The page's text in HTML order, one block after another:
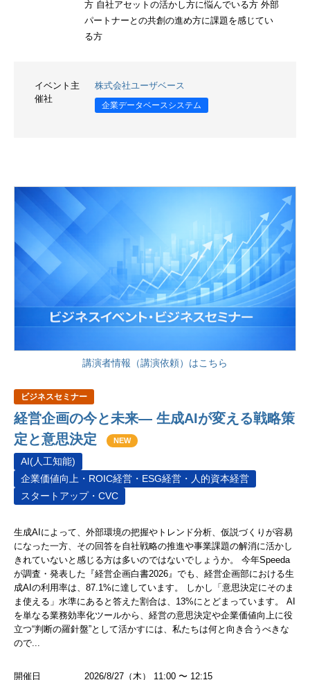
方 自社アセットの活かし方に悩んでいる方 外部
パートナーとの共創の進め方に課題を感じてい
る方
イベント主
催社
株式会社ユーザベース
企業データベースシステム
講演者情報（講演依頼）はこちら
ビジネスセミナー
経営企画の今と未来― 生成AIが変える戦略策
定と意思決定
NEW
AI(人工知能)
企業価値向上・ROIC経営・ESG経営・人的資本経営
スタートアップ・CVC
生成AIによって、外部環境の把握やトレンド分析、仮説づくりが容易
になった一方、その回答を自社戦略の推進や事業課題の解消に活かし
きれていないと感じる方は多いのではないでしょうか。 今年Speeda
が調査・発表した『経営企画白書2026』でも、経営企画部における生
成AIの利用率は、87.1%に達しています。 しかし「意思決定にそのま
ま使える」水準にあると答えた割合は、13%にとどまっています。 AI
を単なる業務効率化ツールから、経営の意思決定や企業価値向上に役
立つ“判断の羅針盤”として活かすには、私たちは何と向き合うべきな
ので...
開催日 2026/8/27（木） 11:00 〜 12:15